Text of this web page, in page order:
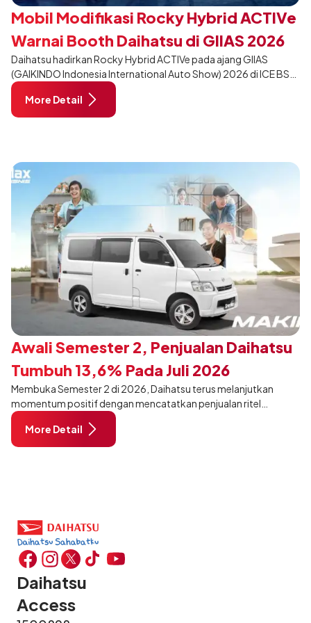
Mobil Modifikasi Rocky Hybrid ACTIVe
Warnai Booth Daihatsu di GIIAS 2026
Daihatsu hadirkan Rocky Hybrid ACTIVe pada ajang GIIAS
(GAIKINDO Indonesia International Auto Show) 2026 di ICE BSD
City, Tangerang. Terdapat 2 unit Rocky Hybrid yang
dimodifikasi untuk menghadirkan sarana inspirasi bagi
pengunjung mendukung gaya hidup yang aktif.
More Detail
Awali Semester 2, Penjualan Daihatsu
Tumbuh 13,6% Pada Juli 2026
Membuka Semester 2 di 2026, Daihatsu terus melanjutkan
momentum positif dengan mencatatkan penjualan ritel
sebanyak 12.750 unit pada Juli 2026. Capaian tersebut tumbuh
13,6% dibandingkan periode yang sama tahun lalu sebanyak
11.220 unit, dan tetap stabil dibandingkan bulan Juni 2026 lalu.
More Detail
Daihatsu
Access